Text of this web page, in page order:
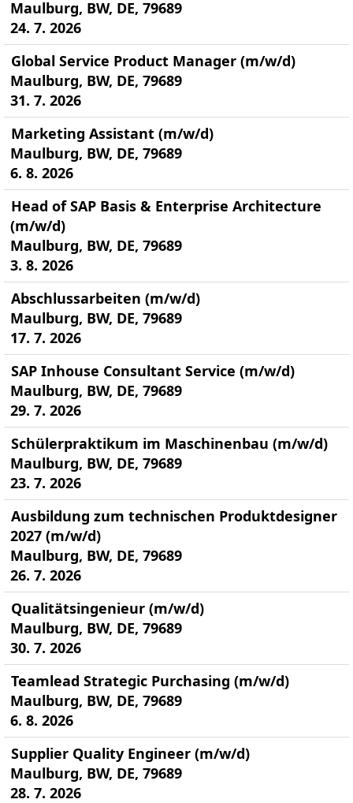
Maulburg, BW, DE, 79689
24. 7. 2026
Global Service Product Manager (m/w/d)
Maulburg, BW, DE, 79689
31. 7. 2026
Marketing Assistant (m/w/d)
Maulburg, BW, DE, 79689
6. 8. 2026
Head of SAP Basis & Enterprise Architecture
(m/w/d)
Maulburg, BW, DE, 79689
3. 8. 2026
Abschlussarbeiten (m/w/d)
Maulburg, BW, DE, 79689
17. 7. 2026
SAP Inhouse Consultant Service (m/w/d)
Maulburg, BW, DE, 79689
29. 7. 2026
Schülerpraktikum im Maschinenbau (m/w/d)
Maulburg, BW, DE, 79689
23. 7. 2026
Ausbildung zum technischen Produktdesigner
2027 (m/w/d)
Maulburg, BW, DE, 79689
26. 7. 2026
Qualitätsingenieur (m/w/d)
Maulburg, BW, DE, 79689
30. 7. 2026
Teamlead Strategic Purchasing (m/w/d)
Maulburg, BW, DE, 79689
6. 8. 2026
Supplier Quality Engineer (m/w/d)
Maulburg, BW, DE, 79689
28. 7. 2026